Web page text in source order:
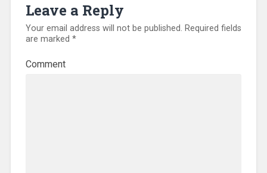
Leave a Reply
Your email address will not be published. Required fields
are marked *
Comment